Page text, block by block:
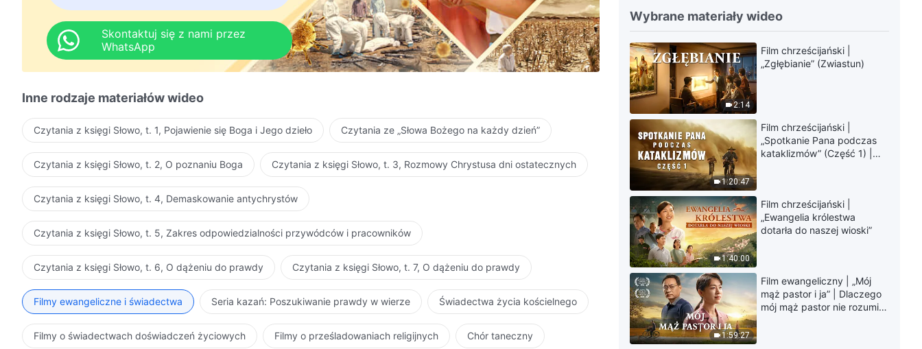
19:52
Chrześcijańskie świadectwo
odnaleźć drogę do królestwa
niebieskiego?”
13:35
Ewangeliczny film
krótkometrażowy | „Czy można
wejść do królestwa niebieskiego
tylko przez wiarę w Boga i
odpuszczenie grzechów?”
9:25
Ewangeliczny film
krótkometrażowy | „Czy imię
Boga nie zmienia się przez
wieki?”
19:26
Chrześcijańskie świadectwo
wiary | „Jak dokładnie Pan
ukaże się ludziom, gdy
powróci?”
Chrześcijańskie świadectwo
wiary | „Czy doświadczyłeś
Bożego sądu?”
Skontaktuj się z nami przez
WhatsApp
Inne rodzaje materiałów wideo
Czytania z księgi Słowo, t. 1, Pojawienie się Boga i Jego dzieło Czytania ze „Słowa Bożego na każdy dzień”
Czytania z księgi Słowo, t. 2, O poznaniu Boga Czytania z księgi Słowo, t. 3, Rozmowy Chrystusa dni ostatecznych
Czytania z księgi Słowo, t. 4, Demaskowanie antychrystów
Czytania z księgi Słowo, t. 5, Zakres odpowiedzialności przywódców i pracowników
Czytania z księgi Słowo, t. 6, O dążeniu do prawdy Czytania z księgi Słowo, t. 7, O dążeniu do prawdy
Filmy ewangeliczne i świadectwa Seria kazań: Poszukiwanie prawdy w wierze Świadectwa życia kościelnego
Filmy o świadectwach doświadczeń życiowych Filmy o prześladowaniach religijnych Chór taneczny
Wybrane materiały wideo
2:14
Film chrześcijański |
„Zgłębianie” (Zwiastun)
1:20:47
Film chrześcijański |
„Spotkanie Pana podczas
kataklizmów” (Część 1) |
1:40:00
Film chrześcijański |
„Ewangelia królestwa
dotarła do naszej wioski”
1:59:27
Film ewangeliczny | „Mój
mąż pastor i ja” | Dlaczego
mój mąż pastor nie rozumie